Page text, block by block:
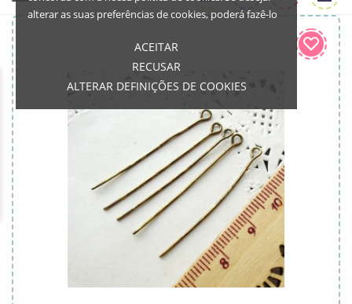
alterar as suas preferências de cookies, poderá fazê-lo
ACEITAR
RECUSAR
ALTERAR DEFINIÇÕES DE COOKIES